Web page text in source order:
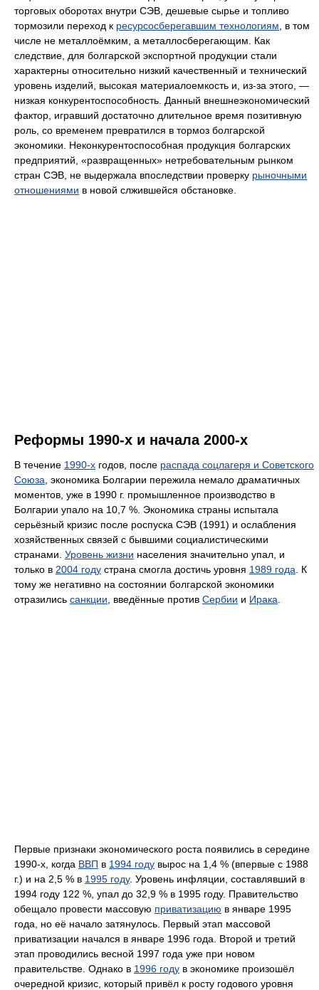
торговых оборотах внутри СЭВ, дешевые сырье и топливо
тормозили переход к ресурсосберегавшим технологиям , в том
числе не металлоёмким, а металлосберегающим. Как
следствие, для болгарской экспортной продукции стали
характерны относительно низкий качественный и технический
уровень изделий, высокая материалоемкость и, из-за этого, —
низкая конкурентоспособность. Данный внешнеэкономический
фактор, игравший достаточно длительное время позитивную
роль, со временем превратился в тормоз болгарской
экономики. Неконкурентоспособная продукция болгарских
предприятий, «развращенных» нетребовательным рынком
стран СЭВ, не выдержала впоследствии проверку рыночными
отношениями в новой слжившейся обстановке.
Реформы 1990-х и начала 2000-х
В течение 1990-х годов, после распада соцлагеря и Советского
Союза , экономика Болгарии пережила немало драматичных
моментов, уже в 1990 г. промышленное производство в
Болгарии упало на 10,7 %. Экономика страны испытала
серьёзный кризис после роспуска СЭВ (1991) и ослабления
хозяйственных связей с бывшими социалистическими
странами. Уровень жизни населения значительно упал, и
только в 2004 году страна смогла достичь уровня 1989 года . К
тому же негативно на состоянии болгарской экономики
отразились санкции , введённые против Сербии и Ирака
Первые признаки экономического роста появились в середине
1990-х, когда ВВП в 1994 году вырос на 1,4 % (впервые с 1988
г.) и на 2,5 % в 1995 году. Уровень инфляции, составлявший в
1994 году 122 %, упал до 32,9 % в 1995 году. Правительство
обещало провести массовую приватизацию в январе 1995
года, но её начало затянулось. Первый этап массовой
приватизации начался в январе 1996 года. Второй и третий
этап проводились весной 1997 года уже при новом
правительстве. Однако в 1996 году в экономике произошёл
очередной кризис, который привёл к росту годового уровня